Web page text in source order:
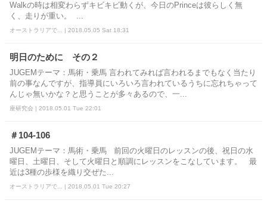
Walkの時は相変わらずキビキビ動くが、今日のPrinceは彼らしく無
く、走りが重い。 ...
オーストラリアで... | 2018.05.05 Sat 18:31
明日のために その２
JUGEMテーマ：馬術・乗馬 言われてみれば言われるまでもなく当たり
前の事なんですが、指導員にいろいろ言われているうちに忘れちゃって
んじゃ無いかな？と思うことが多々あるので、一...
座研究会 | 2018.05.01 Tue 22:01
＃104-106
JUGEMテーマ：馬術・乗馬 前回の火曜日のレッスンの後、祝日の水
曜日、土曜日、そして火曜日と順調にレッスンをこなしています。 最
近は3種の歩様を織り交ぜた...
オーストラリアで... | 2018.05.01 Tue 20:27